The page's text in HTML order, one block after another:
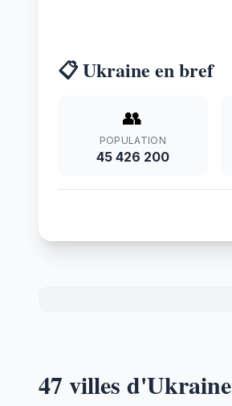
📋 Ukraine en bref
👥
POPULATION
45 426 200
47 villes d'Ukraine